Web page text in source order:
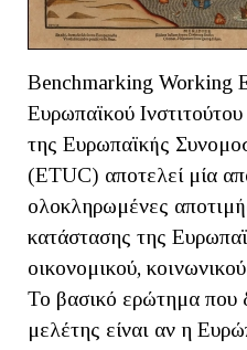
Benchmarking Working
Ευρωπαϊκού
της Ευρωπαϊκής
(ETUC) αποτελεί μία
ολοκληρωμένες
κατάστασης της
οικονομικού,
Το βασικό ερώτημα που
μελέτης είναι αν η